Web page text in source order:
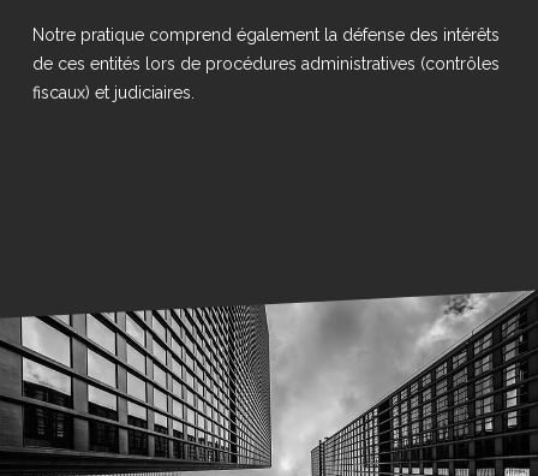
Notre pratique comprend également la défense des intérêts
de ces entités lors de procédures administratives (contrôles
fiscaux) et judiciaires.